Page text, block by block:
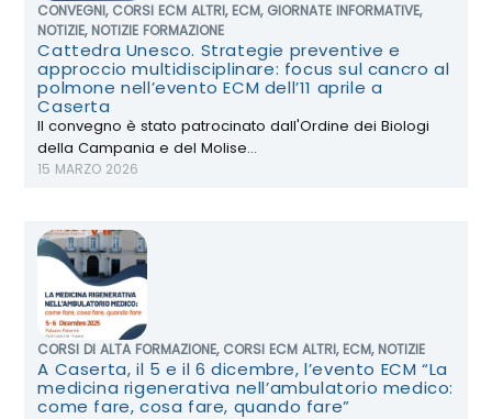
CONVEGNI, CORSI ECM ALTRI, ECM, GIORNATE INFORMATIVE,
NOTIZIE, NOTIZIE FORMAZIONE
Cattedra Unesco. Strategie preventive e
approccio multidisciplinare: focus sul cancro al
polmone nell’evento ECM dell’11 aprile a
Caserta
Il convegno è stato patrocinato dall'Ordine dei Biologi
della Campania e del Molise...
15 MARZO 2026
CORSI DI ALTA FORMAZIONE, CORSI ECM ALTRI, ECM, NOTIZIE
A Caserta, il 5 e il 6 dicembre, l’evento ECM “La
medicina rigenerativa nell’ambulatorio medico:
come fare, cosa fare, quando fare”